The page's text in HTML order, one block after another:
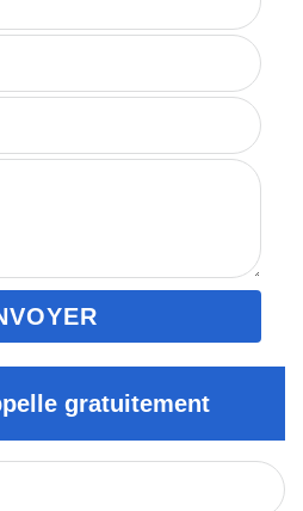
gratuitement